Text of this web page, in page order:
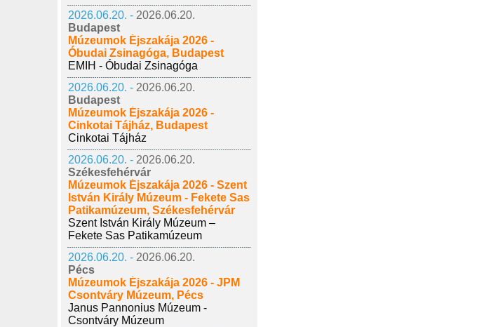
2026.06.20. - 2026.06.20.
Budapest
Múzeumok Éjszakája 2026 -
Óbudai Zsinagóga, Budapest
EMIH - Óbudai Zsinagóga
2026.06.20. - 2026.06.20.
Budapest
Múzeumok Éjszakája 2026 -
Cinkotai Tájház, Budapest
Cinkotai Tájház
2026.06.20. - 2026.06.20.
Székesfehérvár
Múzeumok Éjszakája 2026 - Szent
István Király Múzeum - Fekete Sas
Patikamúzeum, Székesfehérvár
Szent István Király Múzeum –
Fekete Sas Patikamúzeum
2026.06.20. - 2026.06.20.
Pécs
Múzeumok Éjszakája 2026 - JPM
Csontváry Múzeum, Pécs
Janus Pannonius Múzeum -
Csontváry Múzeum